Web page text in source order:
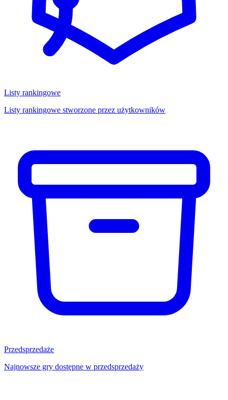
Listy rankingowe
Listy rankingowe stworzone przez użytkowników
Przedsprzedaże
Najnowsze gry dostępne w przedsprzedaży